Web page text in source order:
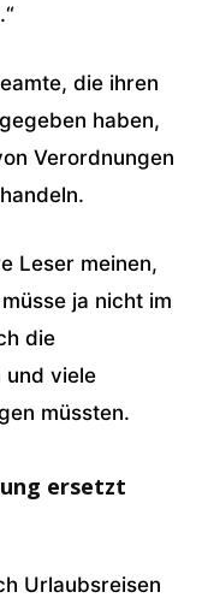
die ihren
haben,
Verordnungen
Leser meinen,
ja nicht im
die
und viele
müssten.
ersetzt
Urlaubsreisen